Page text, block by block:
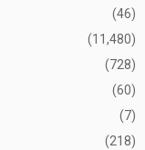
(46)
(11,480)
(728)
(60)
(7)
(218)